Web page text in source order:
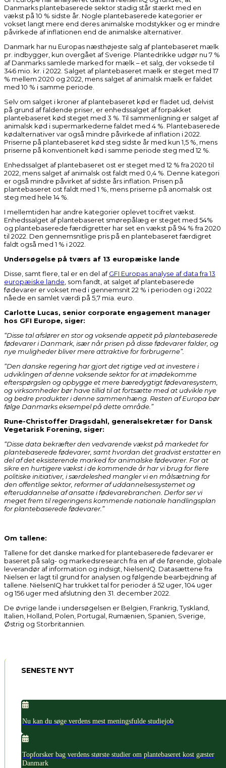
Danmarks plantebaserede sektor stadig står stærkt med en
vækst på 10 % sidste år. Nogle plantebaserede kategorier er
vokset langt mere end deres animalske modstykker og er mindre
påvirkede af inflationen end de animalske alternativer.
Danmark har nu Europas næsthøjeste salg af plantebaseret mælk
pr. indbygger, kun overgået af Sverige. Plantedrikke udgør nu 7 %
af Danmarks samlede marked for mælk – et salg, der voksede til
346 mio. kr. i 2022. Salget af plantebaseret mælk er steget med 17
% mellem 2020 og 2022, mens salget af animalsk mælk er faldet
med 10 % i samme periode.
Selv om salget i kroner af plantebaseret kød er fladet ud, delvist
på grund af faldende priser, er enhedssalget af forpakket
plantebaseret kød steget med 3 %. Til sammenligning er salget af
animalsk kød i supermarkederne faldet med 4 %. Plantebaserede
kødalternativer var også mindre påvirkede af inflation i 2022.
Priserne på plantebaseret kød steg sidste år med kun 1,5 %, mens
priserne på konventionelt kød i samme periode steg med 12 %.
Enhedssalget af plantebaseret ost er steget med 12 % fra 2020 til
2022, mens salget af animalsk ost faldt med 0,4 %. Denne kategori
er også mindre påvirket af sidste års inflation. Prisen på
plantebaseret ost faldt med 1 %, mens priserne på anomalsk ost
steg med hele 14 %.
I mellemtiden har andre kategorier oplevet tocifret vækst.
Enhedssalget af plantebaseret smørepålæg er steget med 54%
og plantebaserede færdigretter har set en vækst på 94 % fra 2020
til 2022. Den gennemsnitlige pris på en plantebaseret færdigret
faldt også med 1 % i 2022.
Undersøgelse på tværs af 13 europæiske lande
Disse, samt flere, tal er en del afGFI Europas analyse af data fra 13
europæiske lande , som fandt, at salget af plantebaserede
fødevarer er vokset med i gennemsnit 22 % i perioden og i 2022
nåede en samlet værdi på 5,7 mia. euro.
Carlotte Lucas, senior corporate engagement manager
hos GFI Europe, siger:
“Disse tal afslører en stor og voksende appetit på plantebaserede
fødevarer i Danmark, især når prisen på disse fødevarer falder, og
nye muligheder bliver mere attraktive for forbrugerne”.
“Den danske regering har gjort det rigtige ved at investere i
udviklingen af denne voksende sektor for at imødekomme
efterspørgslen og opbygge et mere bæredygtigt fødevaresystem,
og virksomheder bør have tillid til at fortsætte med at udvikle nye
og bedre produkter i denne sammenhæng. Resten af Europa bør
følge Danmarks eksempel på dette område.”
Rune-Christoffer Dragsdahl, generalsekretær for Dansk
Vegetarisk Forening, siger:
“Disse data bekræfter den vedvarende vækst på markedet for
plantebaserede fødevarer, samt hvordan det gradvist erstatter en
del af det eksisterende marked for animalske fødevarer. For at
sikre en hurtigere vækst i de kommende år har vi brug for flere
politiske initiativer, i særdeleshed mangler vi en målsætning for
den offentlige sektor, reformer af uddannelsessystemet og
efteruddannelse af ansatte i fødevarebranchen. Derfor ser vi
meget frem til regeringens kommende nationale handlingsplan
for plantebaserede fødevarer.”
Om tallene:
Tallene for det danske marked for plantebaserede fødevarer er
baseret på salg- og markedsresearch fra en af de førende, globale
leverandør af information og indsigt, NielsenIQ. Datasættene fra
Nielsen er lagt til grund for analysen og følgende bearbejdning af
tallene. NielsenIQ har trukket tal for perioder á 52 uger, 104 uger
og 156 uger med afslutning den 31. december 2022.
De øvrige lande i undersøgelsen er Belgien, Frankrig, Tyskland,
Italien, Holland, Polen, Portugal, Rumænien, Spanien, Sverige,
Østrig og Storbritannien.
SENESTE NYT
Nu kan du søge verdens mest meningsfulde studiejob
Topforsker bag verdens største studier om plantebaseret kost gæster
Danmark